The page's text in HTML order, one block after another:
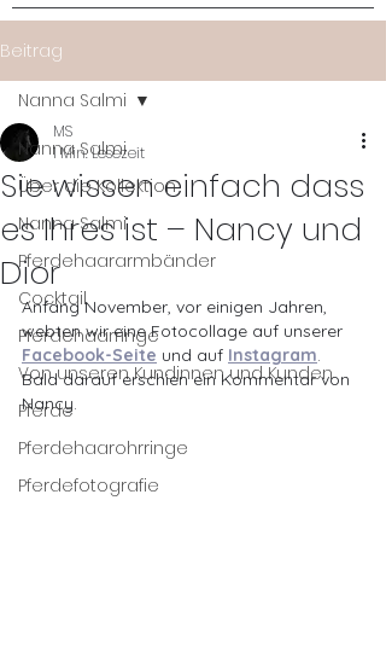
Beitrag
Nanna Salmi
Über die Kollektion
Nanna Salmi
Pferdehaararmbänder
Cocktail
Pferdehaarringe
Von unseren Kundinnen und Kunden
Pferde
Pferdehaarohrringe
Pferdefotografie
Nanna Salmi
Sie wissen einfach dass
es Ihres ist – Nancy und
Dior
MS
1 Min. Lesezeit
Anfang November, vor einigen Jahren,
webten wir eine Fotocollage auf unserer
Facebook-Seite und auf Instagram.
Bald darauf erschien ein Kommentar von
Nancy.